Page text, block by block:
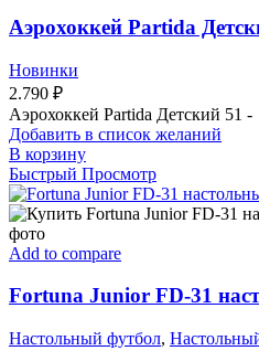
Аэрохоккей Partida
Новинки
2.790 ₽
Аэрохоккей Partida Детский 51 -
Добавить в список желаний
В корзину
Быстрый Просмотр
Add to compare
Fortuna Junior FD-31
Настольный футбол,